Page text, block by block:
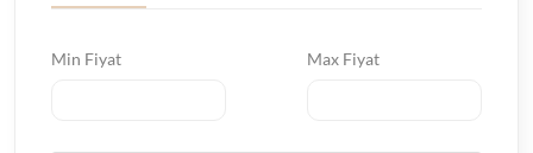
Min Fiyat Max Fiyat